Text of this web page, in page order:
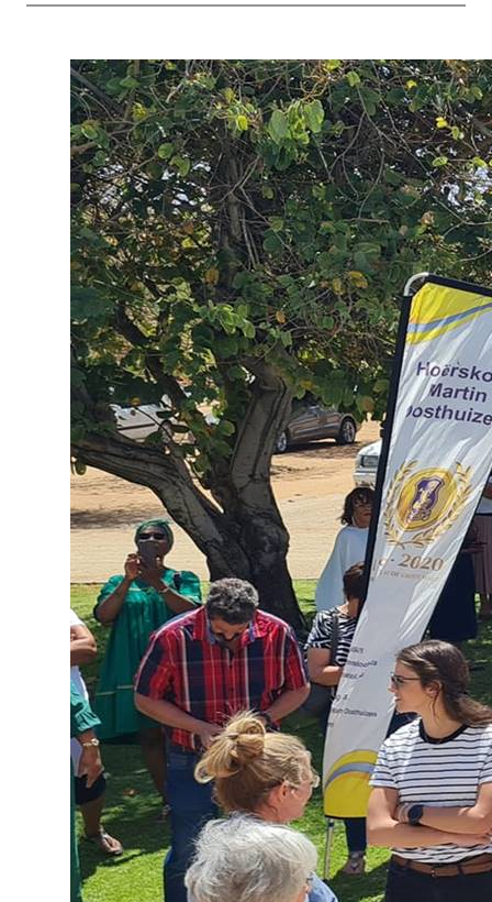
12-ouers plaasgevind. Die matriek-uitstapdag is met die
Foto: Facebook/Hoërskool Martin Oosthuizen